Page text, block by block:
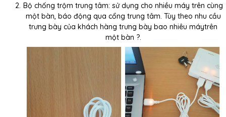
Bộ chống trộm trung tâm: sử dụng cho nhiều máy trên cùng
một bàn, báo động qua cổng trung tâm. Tùy theo nhu cầu
trưng bày của khách hàng trưng bày bao nhiêu máytrên
một bàn ?.